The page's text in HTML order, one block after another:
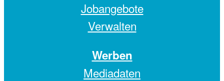
Jobangebote
Verwalten
Werben
Mediadaten